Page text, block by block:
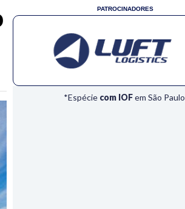
PATROCINADORES